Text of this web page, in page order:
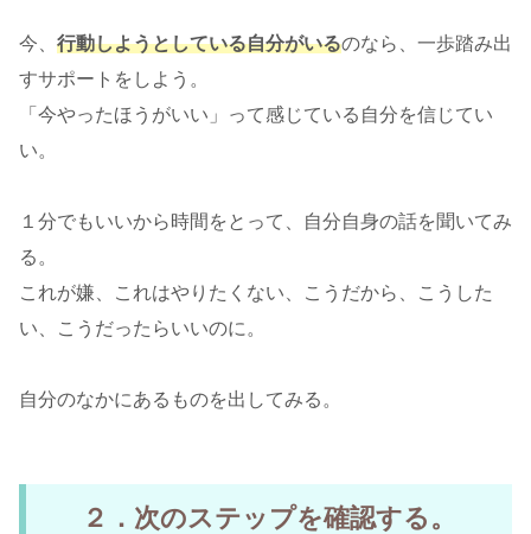
今、 行動しようとしている自分がいるのなら、一歩踏み出
すサポートをしよう。
「今やったほうがいい」って感じている自分を信じてい
い。
１分でもいいから時間をとって、自分自身の話を聞いてみ
る。
これが嫌、これはやりたくない、こうだから、こうした
い、こうだったらいいのに。
自分のなかにあるものを出してみる。
２．次のステップを確認する。